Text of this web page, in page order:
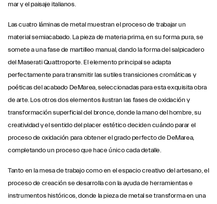
mar y el paisaje italianos.
Las cuatro láminas de metal muestran el proceso de trabajar un
material semiacabado. La pieza de materia prima, en su forma pura, se
somete a una fase de martilleo manual, dando la forma del salpicadero
del Maserati Quattroporte. El elemento principal se adapta
perfectamente para transmitir las sutiles transiciones cromáticas y
poéticas del acabado DeMarea, seleccionadas para esta exquisita obra
de arte. Los otros dos elementos ilustran las fases de oxidación y
transformación superficial del bronce, donde la mano del hombre, su
creatividad y el sentido del placer estético deciden cuándo parar el
proceso de oxidación para obtener el grado perfecto de DeMarea,
completando un proceso que hace único cada detalle.
Tanto en la mesa de trabajo como en el espacio creativo del artesano, el
proceso de creación se desarrolla con la ayuda de herramientas e
instrumentos históricos, donde la pieza de metal se transforma en una